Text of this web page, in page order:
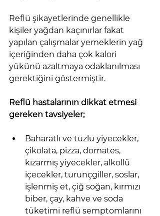
Reflü şikayetlerinde genellikle
kişiler yağdan kaçınırlar fakat
yapılan çalışmalar yemeklerin yağ
içeriğinden daha çok kalori
yükünü azaltmaya odaklanılması
gerektiğini göstermiştir.
Reflü hastalarının dikkat etmesi
gereken tavsiyeler;
Baharatlı ve tuzlu yiyecekler,
çikolata, pizza, domates,
kızarmış yiyecekler, alkollü
içecekler, turunçgiller, soslar,
işlenmiş et, çiğ soğan, kırmızı
biber, çay, kahve ve soda
tüketimi reflü semptomlarını